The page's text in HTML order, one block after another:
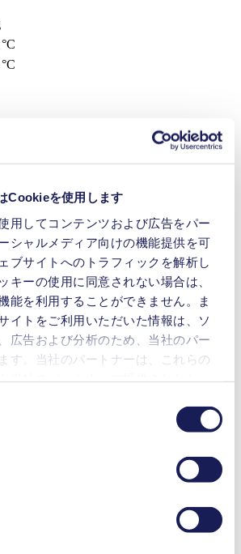
Cookieを使用します
用してコンテンツおよび広告をパー
シャルメディア向けの機能提供を可
ブサイトへのトラフィックを解析し
キーの使用に同意されない場合は、
能を利用することができません。ま
イトをご利用いただいた情報は、ソ
広告および分析のため、当社のパー
す。当社のパートナーは、これらの
る場合があります。お客様の同意登
の末尾に記載されている「Cookies」
ックマークを外していただけば、い
とができます。
いては、当社の[プライバシーポリシ
°C
°C
リーエバポレーション（回転蒸発）
ーザーの真空システム
な真空制御（デジタルディスプレイ付
操作感
アフラム真空ポンプに対応
ド
プ：N920G、N820G、N840Gと組み合
流量制御と自動圧力制御が可能になり
ンターフェース